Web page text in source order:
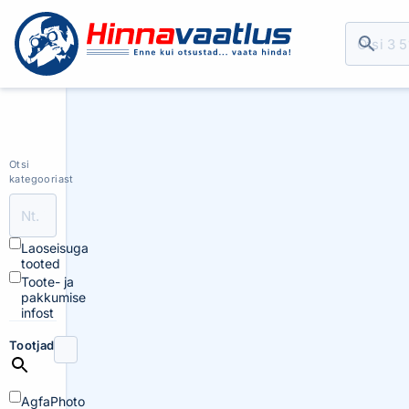
Otsi
kategooriast
Laoseisuga
tooted
Toote- ja
pakkumise
infost
Tootjad
AgfaPhoto